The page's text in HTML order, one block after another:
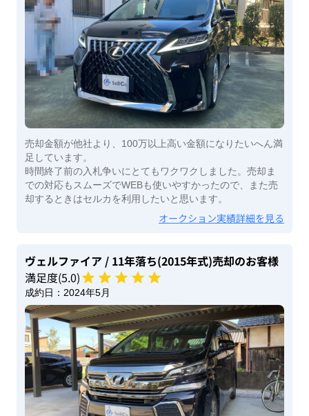
売却金額が他社より、100万以上高い金額になりたいへん満
足しています。
時間終了前の入札争いにとてもワクワクしました。売却ま
での対応もスムーズでWEBも使いやすかったので、また売
却するときはセルカを利用したいと思います。
オークション実績詳細を見る
ヴェルファイア / 11年落ち(2015年式)売却のお客様
満足度(5.0)
成約日： 2024年5月